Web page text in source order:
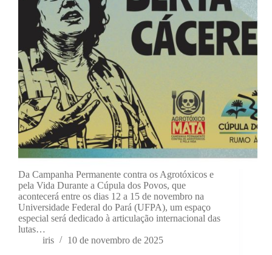
Da Campanha Permanente contra os Agrotóxicos e
pela Vida Durante a Cúpula dos Povos, que
acontecerá entre os dias 12 a 15 de novembro na
Universidade Federal do Pará (UFPA), um espaço
especial será dedicado à articulação internacional das
lutas…
iris
10 de novembro de 2025